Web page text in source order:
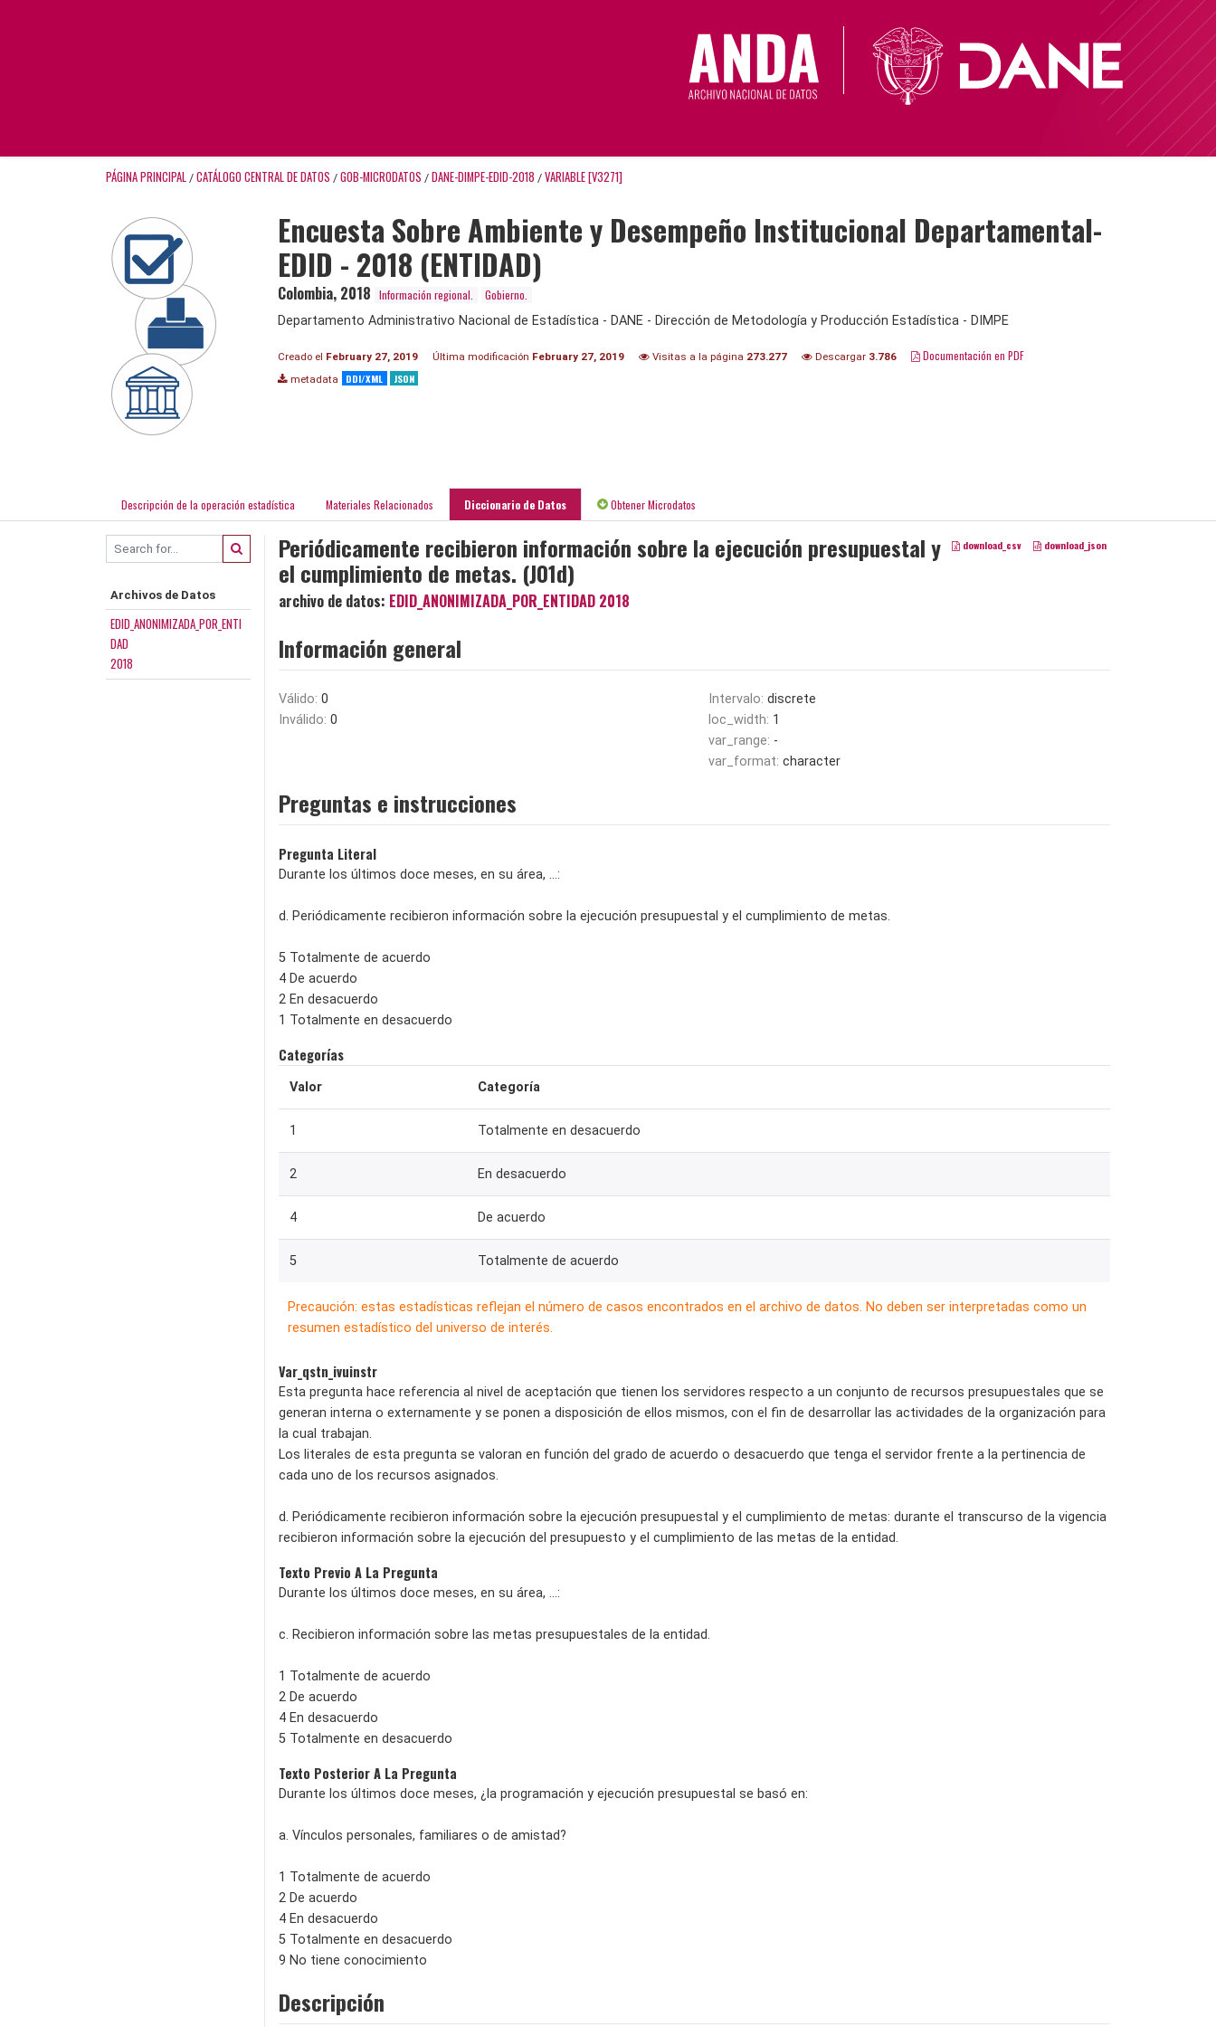
PÁGINA PRINCIPAL / CATÁLOGO CENTRAL DE DATOS / GOB-MICRODATOS / DANE-DIMPE-EDID-2018 / VARIABLE [V3271]
Encuesta Sobre Ambiente y Desempeño Institucional Departamental-
EDID - 2018 (ENTIDAD)
Colombia, 2018 Información regional.
Gobierno.
Departamento Administrativo Nacional de Estadística - DANE - Dirección de Metodología y Producción Estadística - DIMPE
Creado el February 27, 2019 Última modificación February 27, 2019 Visitas a la página 273.277 Descargar 3.786 Documentación en PDF
metadata DDI/XML JSON
Descripción de la operación estadística Materiales Relacionados Diccionario de Datos Obtener Microdatos
Archivos de Datos
EDID_ANONIMIZADA_POR_ENTI
DAD
2018
download_csv download_json
Periódicamente recibieron información sobre la ejecución presupuestal y
el cumplimiento de metas. (J01d)
archivo de datos: EDID_ANONIMIZADA_POR_ENTIDAD 2018
Información general
Válido: 0
Inválido: 0
Intervalo: discrete
loc_width: 1
var_range: -
var_format: character
Preguntas e instrucciones
Pregunta Literal
Durante los últimos doce meses, en su área, ...:
d. Periódicamente recibieron información sobre la ejecución presupuestal y el cumplimiento de metas.
5 Totalmente de acuerdo
4 De acuerdo
2 En desacuerdo
1 Totalmente en desacuerdo
Categorías
Valor Categoría
1 Totalmente en desacuerdo
2 En desacuerdo
4 De acuerdo
5 Totalmente de acuerdo
Precaución: estas estadísticas reflejan el número de casos encontrados en el archivo de datos. No deben ser interpretadas como un
resumen estadístico del universo de interés.
Var_qstn_ivuinstr
Esta pregunta hace referencia al nivel de aceptación que tienen los servidores respecto a un conjunto de recursos presupuestales que se
generan interna o externamente y se ponen a disposición de ellos mismos, con el fin de desarrollar las actividades de la organización para
la cual trabajan.
Los literales de esta pregunta se valoran en función del grado de acuerdo o desacuerdo que tenga el servidor frente a la pertinencia de
cada uno de los recursos asignados.
d. Periódicamente recibieron información sobre la ejecución presupuestal y el cumplimiento de metas: durante el transcurso de la vigencia
recibieron información sobre la ejecución del presupuesto y el cumplimiento de las metas de la entidad.
Texto Previo A La Pregunta
Durante los últimos doce meses, en su área, ...:
c. Recibieron información sobre las metas presupuestales de la entidad.
1 Totalmente de acuerdo
2 De acuerdo
4 En desacuerdo
5 Totalmente en desacuerdo
Texto Posterior A La Pregunta
Durante los últimos doce meses, ¿la programación y ejecución presupuestal se basó en:
a. Vínculos personales, familiares o de amistad?
1 Totalmente de acuerdo
2 De acuerdo
4 En desacuerdo
5 Totalmente en desacuerdo
9 No tiene conocimiento
Descripción